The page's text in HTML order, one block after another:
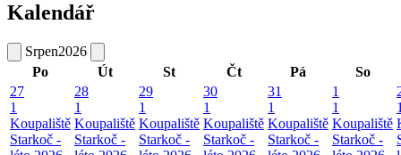
Kalendář
Srpen2026
Po
Út St Čt Pá
So
27
1
Koupaliště
Starkoč -
28
1
Koupaliště
Starkoč -
29
1
Koupaliště
Starkoč -
30
1
Koupaliště
Starkoč -
31
1
Koupaliště
Starkoč -
1
1
Koupaliště
Starkoč -